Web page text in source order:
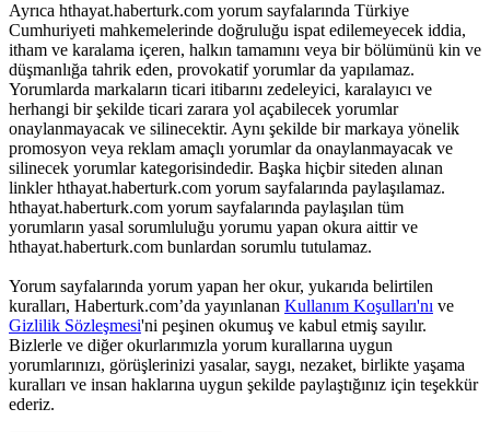
Ayrıca hthayat.haberturk.com yorum sayfalarında Türkiye
Cumhuriyeti mahkemelerinde doğruluğu ispat edilemeyecek iddia,
itham ve karalama içeren, halkın tamamını veya bir bölümünü kin ve
düşmanlığa tahrik eden, provokatif yorumlar da yapılamaz.
Yorumlarda markaların ticari itibarını zedeleyici, karalayıcı ve
herhangi bir şekilde ticari zarara yol açabilecek yorumlar
onaylanmayacak ve silinecektir. Aynı şekilde bir markaya yönelik
promosyon veya reklam amaçlı yorumlar da onaylanmayacak ve
silinecek yorumlar kategorisindedir. Başka hiçbir siteden alınan
linkler hthayat.haberturk.com yorum sayfalarında paylaşılamaz.
hthayat.haberturk.com yorum sayfalarında paylaşılan tüm
yorumların yasal sorumluluğu yorumu yapan okura aittir ve
hthayat.haberturk.com bunlardan sorumlu tutulamaz.
Yorum sayfalarında yorum yapan her okur, yukarıda belirtilen
kuralları, Haberturk.com’da yayınlanan Kullanım Koşulları'nı ve
Gizlilik Sözleşmesi'ni peşinen okumuş ve kabul etmiş sayılır.
Bizlerle ve diğer okurlarımızla yorum kurallarına uygun
yorumlarınızı, görüşlerinizi yasalar, saygı, nezaket, birlikte yaşama
kuralları ve insan haklarına uygun şekilde paylaştığınız için teşekkür
ederiz.